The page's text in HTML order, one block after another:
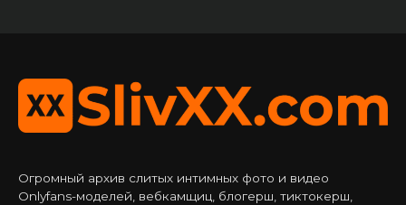
Огромный архив слитых интимных фото и видео
Onlyfans-моделей, вебкамщиц, блогерш, тиктокерш,